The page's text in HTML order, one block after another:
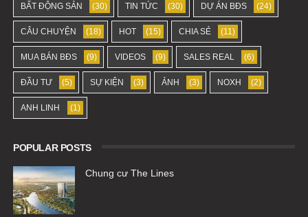
BẤT ĐỘNG SẢN (30) TIN TỨC (30) DỰ ÁN BĐS (24)
CÂU CHUYỆN (18) HOT (15) CHIA SẺ (11)
MUA BÁN BĐS (9) VIDEOS (9) SALES REAL (6)
ĐẦU TƯ (5) SỰ KIỆN (3) ẢNH (3) NOXH (2)
ANH LINH (1)
POPULAR POSTS
Chung cư The Lines